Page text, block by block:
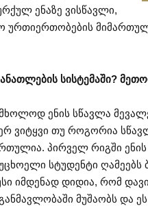
ენაზე ვისწავლი,
სისტემაში?
ენის სწავლა
ვიტყვი თუ როგორია
პირველ რიგში
სტუდენტი ღამეებს
იმდენად დიდია, რომ
მუშაობს და